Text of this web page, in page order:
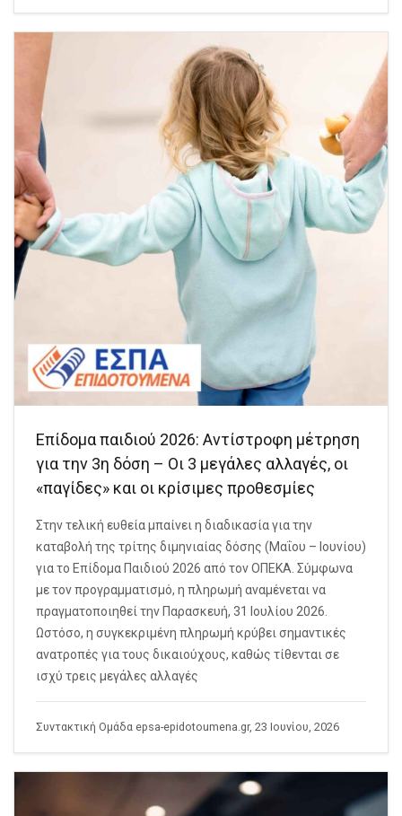
Επίδομα παιδιού 2026: Αντίστροφη μέτρηση
για την 3η δόση – Οι 3 μεγάλες αλλαγές, οι
«παγίδες» και οι κρίσιμες προθεσμίες
Στην τελική ευθεία μπαίνει η διαδικασία για την
καταβολή της τρίτης διμηνιαίας δόσης (Μαΐου – Ιουνίου)
για το Επίδομα Παιδιού 2026 από τον ΟΠΕΚΑ. Σύμφωνα
με τον προγραμματισμό, η πληρωμή αναμένεται να
πραγματοποιηθεί την Παρασκευή, 31 Ιουλίου 2026.
Ωστόσο, η συγκεκριμένη πληρωμή κρύβει σημαντικές
ανατροπές για τους δικαιούχους, καθώς τίθενται σε
ισχύ τρεις μεγάλες αλλαγές
Συντακτική Ομάδα epsa-epidotoumena.gr, 23 Ιουνίου, 2026